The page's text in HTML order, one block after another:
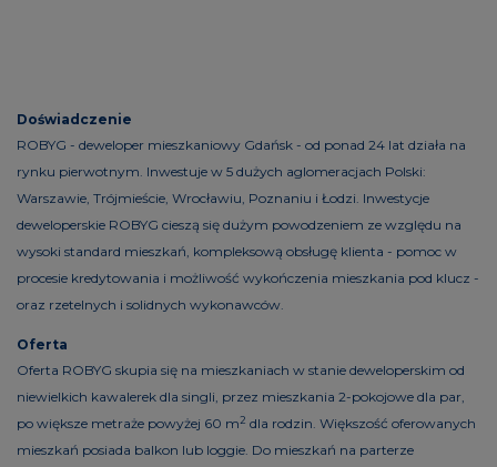
Doświadczenie
ROBYG - deweloper mieszkaniowy Gdańsk - od ponad 24 lat działa na
rynku pierwotnym. Inwestuje w 5 dużych aglomeracjach Polski:
Warszawie, Trójmieście, Wrocławiu, Poznaniu i Łodzi. Inwestycje
deweloperskie ROBYG cieszą się dużym powodzeniem ze względu na
wysoki standard mieszkań, kompleksową obsługę klienta - pomoc w
procesie kredytowania i możliwość wykończenia mieszkania pod klucz -
oraz rzetelnych i solidnych wykonawców.
Oferta
Oferta ROBYG skupia się na mieszkaniach w stanie deweloperskim od
niewielkich kawalerek dla singli, przez mieszkania 2-pokojowe dla par,
po większe metraże powyżej 60 m2 dla rodzin. Większość oferowanych
mieszkań posiada balkon lub loggie. Do mieszkań na parterze